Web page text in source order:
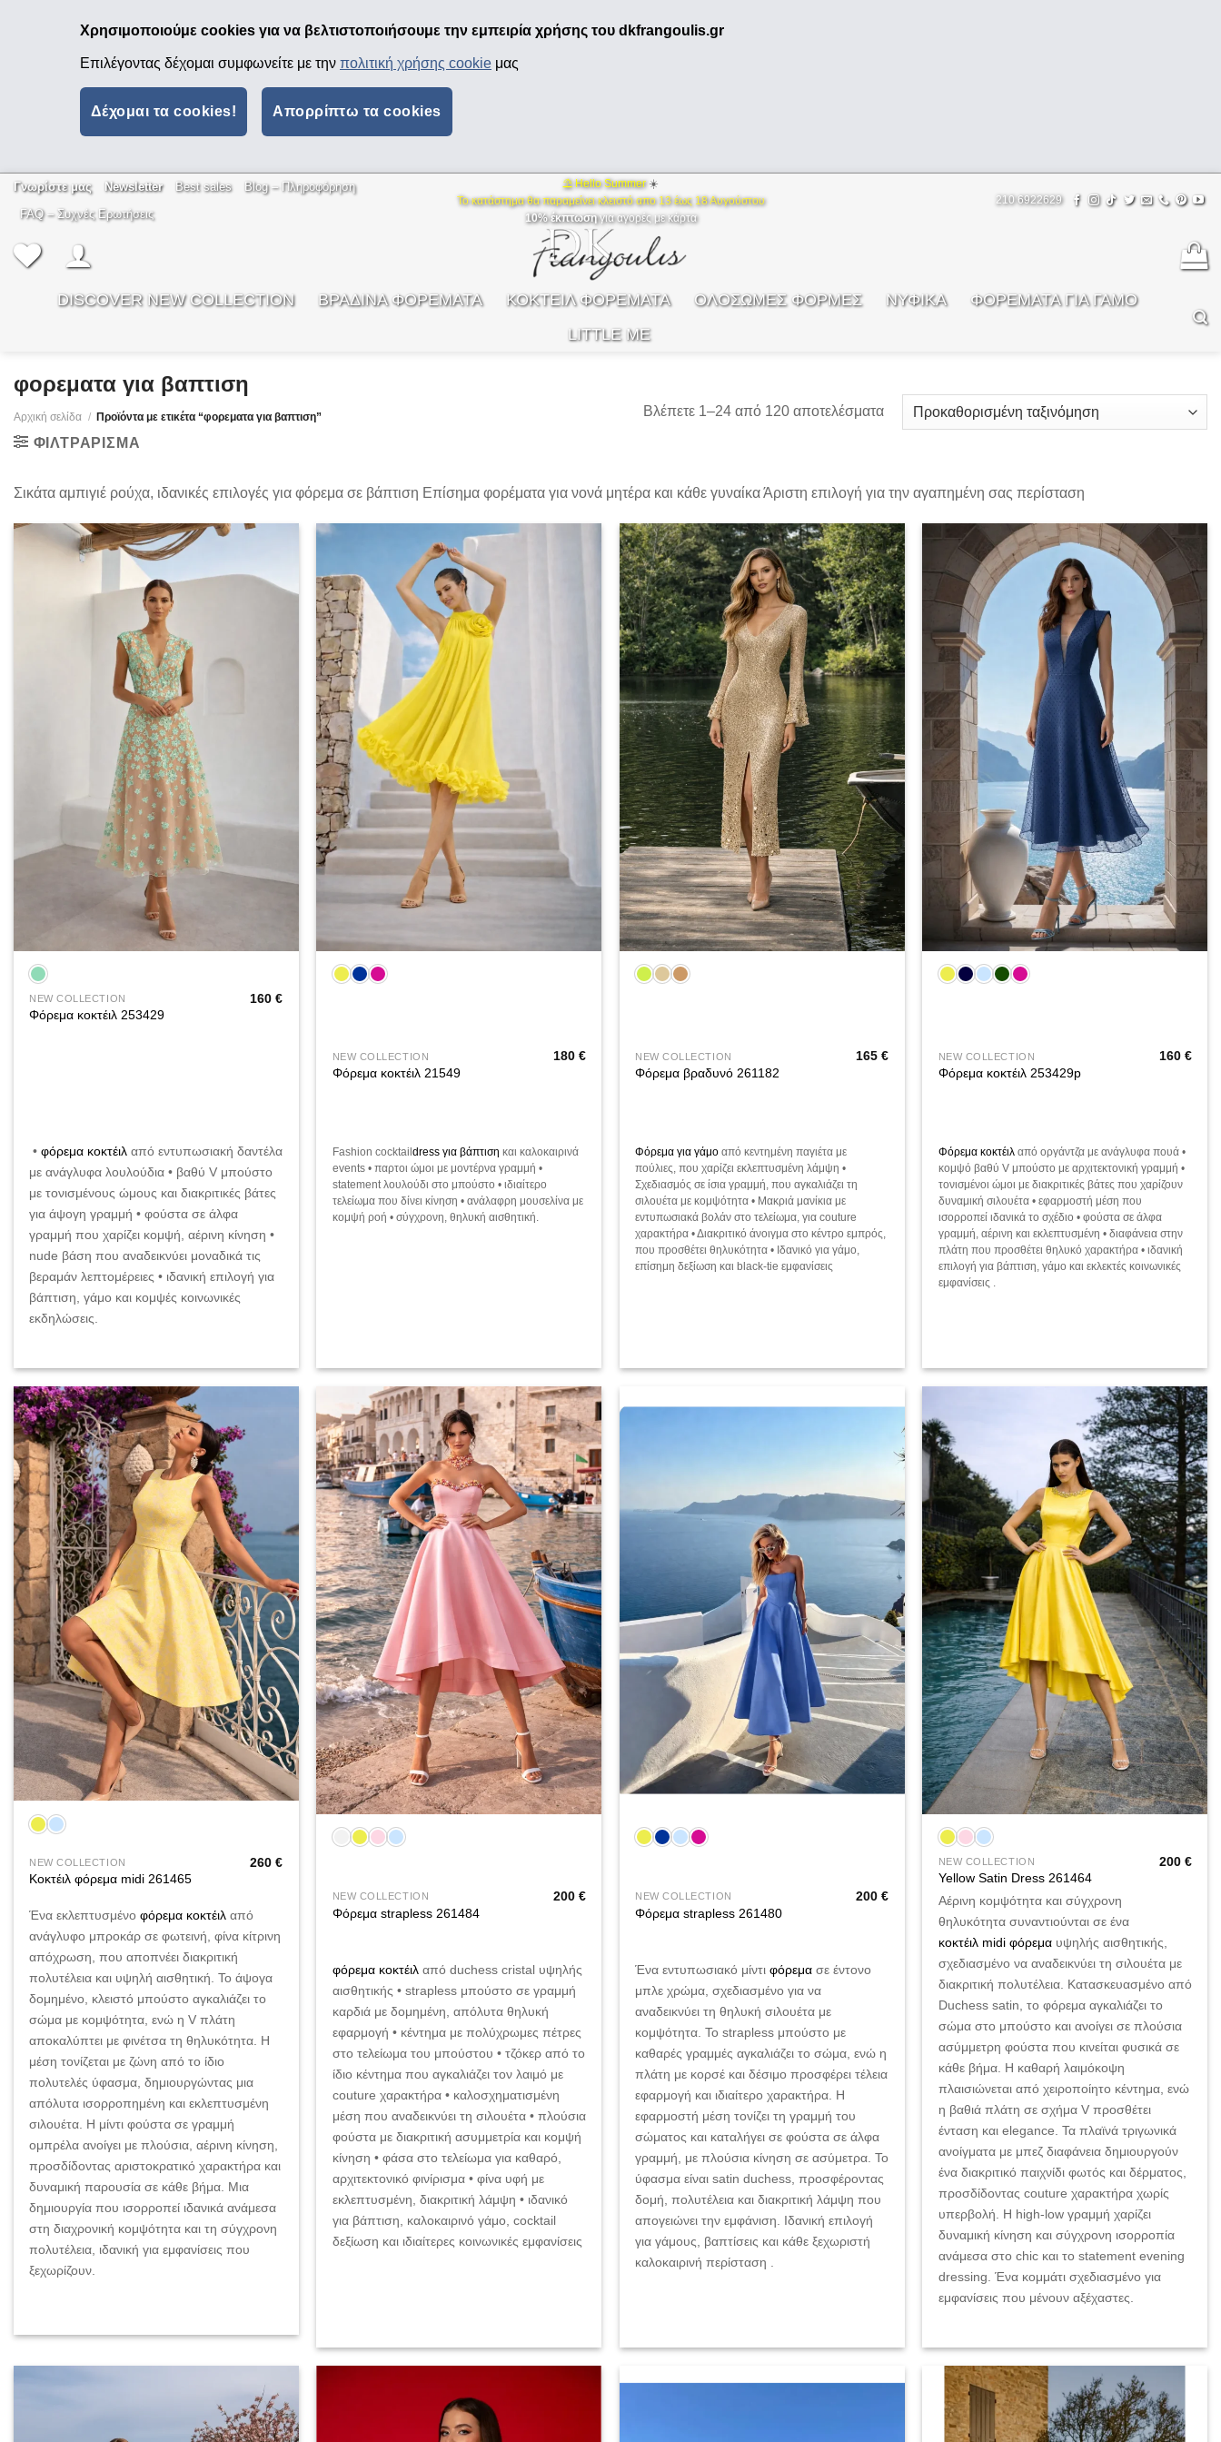
Χρησιμοποιούμε cookies για να βελτιστοποιήσουμε την εμπειρία χρήσης του dkfrangoulis.gr
Επιλέγοντας δέχομαι συμφωνείτε με την πολιτική χρήσης cookie μας
Δέχομαι τα cookies! Απορρίπτω τα cookies
Μετάβαση
Γνωρίστε μας Newsletter Best sales
Βlog – Πληροφόρηση
FAQ – Συχνές Ερωτήσεις
⛱ Hello Summer ☀️
Το κατάστημα θα παραμείνει κλειστό απο 13 έως 18 Αυγούστου
10% έκπτωσηγια αγορές με κάρτα
210 6922629
DISCOVER NEW COLLECTION ΒΡΑΔΙΝΑ ΦΟΡΕΜΑΤΑ ΚΟΚΤΕΙΛ ΦΟΡΕΜΑΤΑ ΟΛΟΣΩΜΕΣ ΦΟΡΜΕΣ ΝΥΦΙΚΑ
ΦOΡΕΜΑΤΑ ΓΙΑ ΓΑΜΟ
LITTLE ME
φορεματα για βαπτιση
Αρχική σελίδα / Προϊόντα με ετικέτα “φορεματα για βαπτιση”
ΦΙΛΤΡΆΡΙΣΜΑ
Βλέπετε 1–24 από 120 αποτελέσματα
Σικάτα αμπιγιέ ρούχα, ιδανικές επιλογές για φόρεμα σε βάπτιση Επίσημα φορέματα για νονά μητέρα και κάθε γυναίκα Άριστη επιλογή για την αγαπημένη σας περίσταση
Add to
wishlist
NEW COLLECTION
Φόρεμα κοκτέιλ 253429
160€
•φόρεμα κοκτέιλ από εντυπωσιακή δαντέλα
με ανάγλυφα λουλούδια • βαθύ V μπούστο
με τονισμένους ώμους και διακριτικές βάτες
για άψογη γραμμή • φούστα σε άλφα
γραμμή που χαρίζει κομψή, αέρινη κίνηση •
nude βάση που αναδεικνύει μοναδικά τις
βεραμάν λεπτομέρειες • ιδανική επιλογή για
βάπτιση, γάμο και κομψές κοινωνικές
εκδηλώσεις.
NEW COLLECTION
Φόρεμα κοκτέιλ 21549
180 €
Fashion cocktail dress για βάπτιση και καλοκαιρινά
events • παρτοι ώμοι με μοντέρνα γραμμή •
statement λουλούδι στο μπούστο • ιδιαίτερο
τελείωμα που δίνει κίνηση • ανάλαφρη μουσελίνα με
κομψή ροή • σύγχρονη, θηλυκή αισθητική.
Add to
wishlist
+
NEW COLLECTION
Φόρεμα βραδυνό 261182
165€
Φόρεμα για γάμο από κεντημένη παγιέτα με
πούλιες, που χαρίζει εκλεπτυσμένη λάμψη •
Σχεδιασμός σε ίσια γραμμή, που αγκαλιάζει τη
σιλουέτα με κομψότητα • Μακριά μανίκια με
εντυπωσιακά βολάν στο τελείωμα, για couture
χαρακτήρα • Διακριτικό άνοιγμα στο κέντρο εμπρός,
που προσθέτει θηλυκότητα • Ιδανικό για γάμο,
επίσημη δεξίωση και black-tie εμφανίσεις
Add to
wishlist
NEW COLLECTION
Φόρεμα κοκτέιλ 253429p
160 €
Φόρεμα κοκτέιλαπό οργάντζα με ανάγλυφα πουά •
κομψό βαθύ V μπούστο με αρχιτεκτονική γραμμή •
τονισμένοι ώμοι με διακριτικές βάτες που χαρίζουν
δυναμική σιλουέτα • εφαρμοστή μέση που
ισορροπεί ιδανικά το σχέδιο • φούστα σε άλφα
γραμμή, αέρινη και εκλεπτυσμένη • διαφάνεια στην
πλάτη που προσθέτει θηλυκό χαρακτήρα • ιδανική
επιλογή για βάπτιση, γάμο και εκλεκτές κοινωνικές
εμφανίσεις .
NEW COLLECTION
Κοκτέιλ φόρεμα midi 261465
260€
Ένα εκλεπτυσμένοφόρεμα κοκτέιλ από
ανάγλυφο μπροκάρ σε φωτεινή, φίνα κίτρινη
απόχρωση, που αποπνέει διακριτική
πολυτέλεια και υψηλή αισθητική. Το άψογα
δομημένο, κλειστό μπούστο αγκαλιάζει το
σώμα με κομψότητα, ενώ η V πλάτη
αποκαλύπτει με φινέτσα τη θηλυκότητα. Η
μέση τονίζεται με ζώνη από το ίδιο
πολυτελές ύφασμα, δημιουργώντας μια
απόλυτα ισορροπημένη και εκλεπτυσμένη
σιλουέτα. Η μίντι φούστα σε γραμμή
ομπρέλα ανοίγει με πλούσια, αέρινη κίνηση,
προσδίδοντας αριστοκρατικό χαρακτήρα και
δυναμική παρουσία σε κάθε βήμα. Μια
δημιουργία που ισορροπεί ιδανικά ανάμεσα
στη διαχρονική κομψότητα και τη σύγχρονη
πολυτέλεια, ιδανική για εμφανίσεις που
ξεχωρίζουν.
Add to
wishlist
+
NEW COLLECTION
Φόρεμα strapless 261484
200 €
φόρεμα κοκτέιλαπό duchess cristal υψηλής
αισθητικής • strapless μπούστο σε γραμμή
καρδιά με δομημένη, απόλυτα θηλυκή
εφαρμογή • κέντημα με πολύχρωμες πέτρες
στο τελείωμα του μπούστου • τζόκερ από το
ίδιο κέντημα που αγκαλιάζει τον λαιμό με
couture χαρακτήρα • καλοσχηματισμένη
μέση που αναδεικνύει τη σιλουέτα • πλούσια
φούστα με διακριτική ασυμμετρία και κομψή
κίνηση • φάσα στο τελείωμα για καθαρό,
αρχιτεκτονικό φινίρισμα • φίνα υφή με
εκλεπτυσμένη, διακριτική λάμψη • ιδανικό
για βάπτιση, καλοκαιρινό γάμο, cocktail
δεξίωση και ιδιαίτερες κοινωνικές εμφανίσεις
+
NEW COLLECTION
Φόρεμα strapless 261480
200€
Ένα εντυπωσιακό μίντιφόρεμα σε έντονο
μπλε χρώμα, σχεδιασμένο για να
αναδεικνύει τη θηλυκή σιλουέτα με
κομψότητα. Το strapless μπούστο με
καθαρές γραμμές αγκαλιάζει το σώμα, ενώ η
πλάτη με κορσέ και δέσιμο προσφέρει τέλεια
εφαρμογή και ιδιαίτερο χαρακτήρα. Η
εφαρμοστή μέση τονίζει τη γραμμή του
σώματος και καταλήγει σε φούστα σε άλφα
γραμμή, με πλούσια κίνηση σε ασύμετρα. Το
ύφασμα είναι satin duchess, προσφέροντας
δομή, πολυτέλεια και διακριτική λάμψη που
απογειώνει την εμφάνιση. Ιδανική επιλογή
για γάμους, βαπτίσεις και κάθε ξεχωριστή
καλοκαιρινή περίσταση .
Add to
wishlist
NEW COLLECTION
Yellow Satin Dress 261464
200 €
Αέρινη κομψότητα και σύγχρονη
θηλυκότητα συναντιούνται σε ένα
κοκτέιλ midi φόρεμαυψηλής αισθητικής,
σχεδιασμένο να αναδεικνύει τη σιλουέτα με
διακριτική πολυτέλεια. Κατασκευασμένο από
Duchess satin, το φόρεμα αγκαλιάζει το
σώμα στο μπούστο και ανοίγει σε πλούσια
ασύμμετρη φούστα που κινείται φυσικά σε
κάθε βήμα. Η καθαρή λαιμόκοψη
πλαισιώνεται από χειροποίητο κέντημα, ενώ
η βαθιά πλάτη σε σχήμα V προσθέτει
ένταση και elegance. Τα πλαϊνά τριγωνικά
ανοίγματα με μπεζ διαφάνεια δημιουργούν
ένα διακριτικό παιχνίδι φωτός και δέρματος,
προσδίδοντας couture χαρακτήρα χωρίς
υπερβολή. Η high-low γραμμή χαρίζει
δυναμική κίνηση και σύγχρονη ισορροπία
ανάμεσα στο chic και το statement evening
dressing. Ένα κομμάτι σχεδιασμένο για
εμφανίσεις που μένουν αξέχαστες.
Add to
wishlist
Add to
wishlist